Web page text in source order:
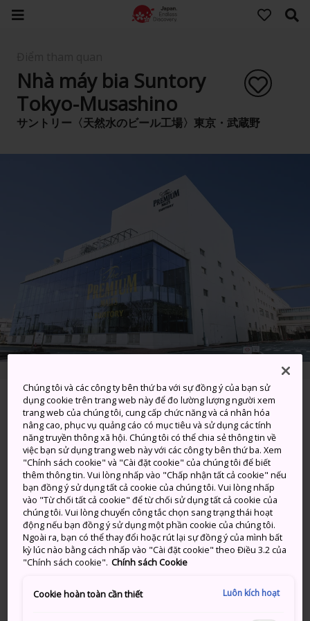
Nhà máy bia Suntory
Tokyo-Musashino
サントリー〈天然水のビール工場〉東京・武蔵野
3-3-1 Yazaki-cho, Fuchu-shi, Tokyo-to
Xem trên Google Maps
Nhận Thông tin Quá cảnh
TỪ KHÓA BẢN ĐỒ
Nốc thử những vại bia địa
phương và xem cách thức làm
Chúng tôi và các công ty bên thứ ba với sự đồng ý của bạn sử
dụng cookie trên trang web này để đo lường lượng người xem
trang web của chúng tôi, cung cấp chức năng và cá nhân hóa
nâng cao, phục vụ quảng cáo có mục tiêu và sử dụng các tính
năng truyền thông xã hội. Chúng tôi có thể chia sẻ thông tin về
việc bạn sử dụng trang web này với các công ty bên thứ ba. Xem
"Chính sách cookie" và "Cài đặt cookie" của chúng tôi để biết
thêm thông tin. Vui lòng nhấp vào "Chấp nhận tất cả cookie" nếu
bạn đồng ý sử dụng tất cả cookie của chúng tôi. Vui lòng nhấp
vào "Từ chối tất cả cookie" để từ chối sử dụng tất cả cookie của
chúng tôi. Vui lòng chuyển công tắc chọn sang trạng thái hoạt
động nếu bạn đồng ý sử dụng một phần cookie của chúng tôi.
Ngoài ra, bạn có thể thay đổi hoặc rút lại sự đồng ý của mình bất
kỳ lúc nào bằng cách nhấp vào "Cài đặt cookie" theo Điều 3.2 của
"Chính sách cookie". Chính sách Cookie
Cookie hoàn toàn cần thiết Luôn kích hoạt